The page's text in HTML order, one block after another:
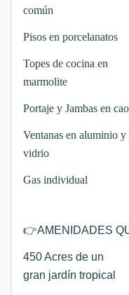
común
Pisos en porcelanatos
Topes de cocina en
marmolite
Portaje y Jambas en
Ventanas en aluminio y
vidrio
Gas individual
👉AMENIDADES
450 Acres de un
gran jardín tropical